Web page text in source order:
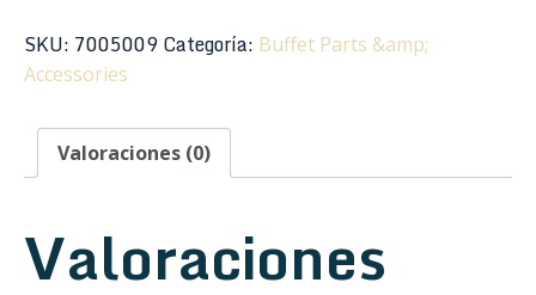
Lock
Fagot
WSF-
195
SKU: 7005009Categoría: Buffet Parts &amp;
Accessories
Valoraciones (0)
Valoraciones